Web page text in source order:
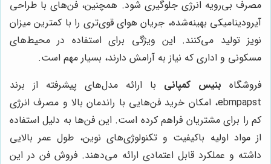
مصرف بی‌رویه انرژی جلوگیری شود. همچنین، فن‌های با طراحی
آیرودینامیکی بهینه‌شده، جریان هوای قوی‌تری را با کمترین میزان
نویز تولید می‌کنند. این ویژگی برای استفاده در محیط‌های
مسکونی و اداری که نیاز به آرامش دارند، بسیار مهم است.
فروشگاه بنیس کمپانی با ارائه مدل‌های پیشرفته از برند
ebmpapst، امکان خرید فن‌هایی با راندمان بالا و مصرف انرژی
کم را برای مشتریان فراهم کرده است. این فن‌ها به دلیل استفاده
از مواد اولیه باکیفیت و تکنولوژی‌های نوین، طول عمر بالایی
داشته و عملکرد قابل اعتمادی ارائه می‌دهند. فروش فن در این